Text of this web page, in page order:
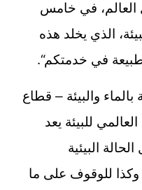
العالم، في خامس
الذي يخلد هذه
في خدمتكم“.
بالماء والبيئة – قطاع
العالمي للبيئة يعد
البيئية
وكذا للوقوف على ما